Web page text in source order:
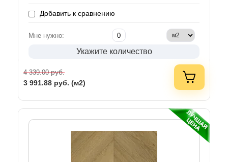
Добавить к сравнению
Мне нужно:
Укажите количество
4 339.00руб.
3 991.88 руб. (м2)